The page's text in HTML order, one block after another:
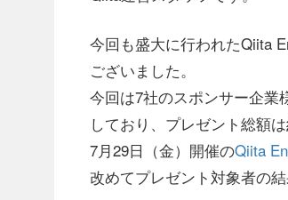
今回も盛大に行われたQiita
ございました。
今回は7社のスポンサー企業
しており、プレゼント総額
7月29日（金）開催のQiita
改めてプレゼント対象者の